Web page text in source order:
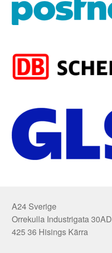
A24 Sverige
Orrekulla Industrigata 30AD
425 36 Hisings Kärra